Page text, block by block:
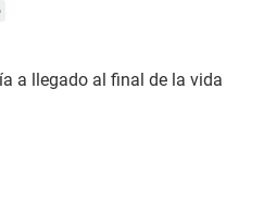
a llegado al final de la vida